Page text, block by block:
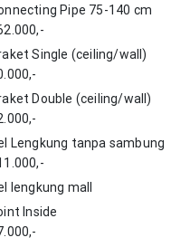
Pipe 75-
Single
Double
Lengkung tanpa
lengkung